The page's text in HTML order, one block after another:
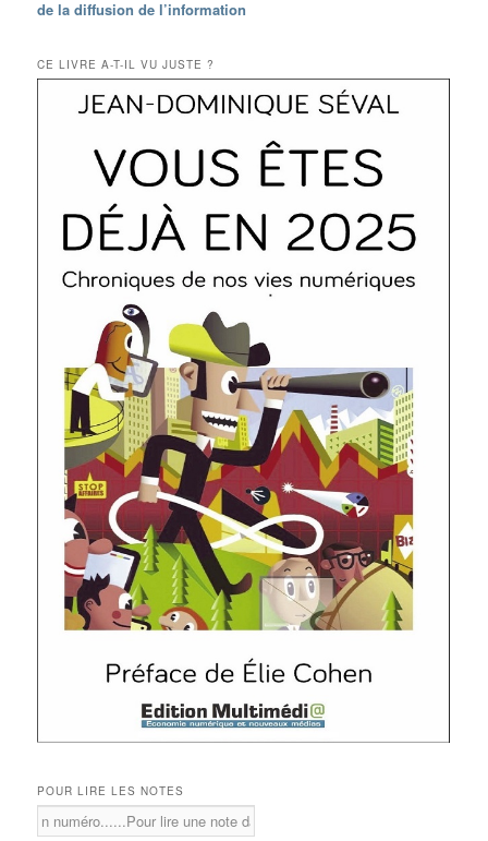
de la diffusion de l’information
CE LIVRE A-T-IL VU JUSTE ?
POUR LIRE LES NOTES